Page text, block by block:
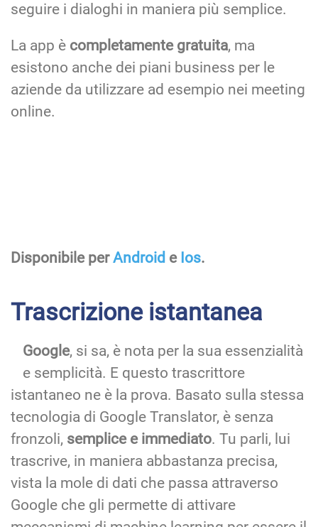
seguire i dialoghi in maniera più semplice.
La app è completamente gratuita, ma
esistono anche dei piani business per le
aziende da utilizzare ad esempio nei meeting
online.
Disponibile perAndroid e Ios.
Trascrizione istantanea
Google, si sa, è nota per la sua essenzialità
e semplicità. E questo trascrittore
istantaneo ne è la prova. Basato sulla stessa
tecnologia di Google Translator, è senza
fronzoli, semplice e immediato. Tu parli, lui
trascrive, in maniera abbastanza precisa,
vista la mole di dati che passa attraverso
Google che gli permette di attivare